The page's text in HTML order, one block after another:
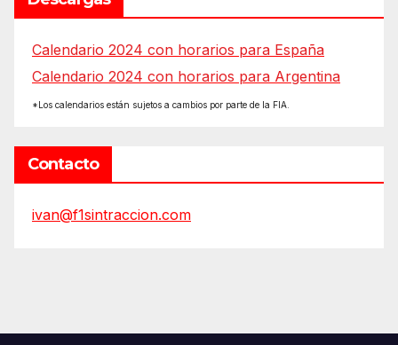
Calendario 2024 con horarios para España
Calendario 2024 con horarios para Argentina
*Los calendarios están sujetos a cambios por parte de la FIA.
Contacto
ivan@f1sintraccion.com